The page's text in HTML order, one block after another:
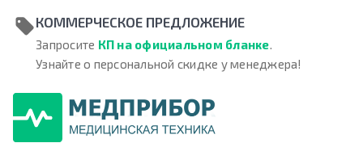
КОММЕРЧЕСКОЕ ПРЕДЛОЖЕНИЕ
Запросите КП на официальном бланке.
Узнайте о персональной скидке у менеджера!